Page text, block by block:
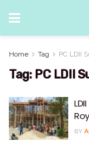
Home Tag PC LDII
Tag: PC LDII
BY